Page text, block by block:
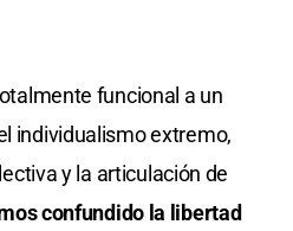
funcional a un
individualismo extremo,
y la articulación de
confundido la libertad